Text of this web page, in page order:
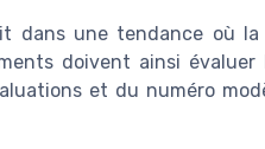
dans une tendance où
doivent ainsi
et du numéro